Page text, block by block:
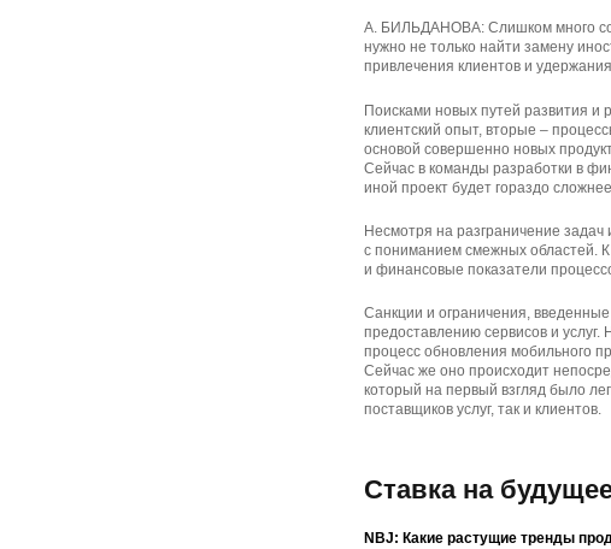
А. БИЛЬДАНОВА: Слишком много
нужно не только найти замену
привлечения клиентов и
Поисками новых путей развития и
клиентский опыт, вторые –
основой совершенно новых
Сейчас в команды разработки в
иной проект будет гораздо сложнее.
Несмотря на разграничение задач
с пониманием смежных областей.
и финансовые показатели
Санкции и ограничения,
предоставлению сервисов и
процесс обновления мобильного
Сейчас же оно происходит
который на первый взгляд было
поставщиков услуг, так и клиентов.
Ставка на
NBJ: Какие растущие тренды